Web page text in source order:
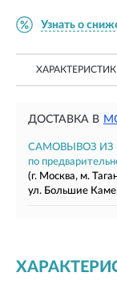
Узнать о
ДОСТАВКА В
САМОВЫВОЗ ИЗ
по
(г. Москва, м.
ул. Большие